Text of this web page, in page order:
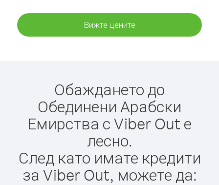
Вижте цените
Обаждането до
Обединени Арабски
Емирства с Viber Out е
лесно.
След като имате кредити
за Viber Out, можете да: